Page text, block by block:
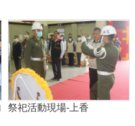
祭祀活動現場-上香